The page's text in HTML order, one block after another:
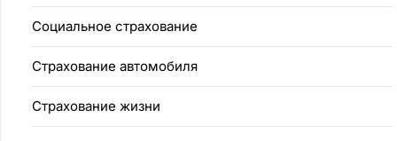
Социальное страхование
Страхование автомобиля
Страхование жизни